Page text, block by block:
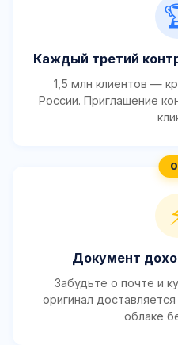
Каждый третий
1,5 млн клиентов —
России. Приглашение
Документ
Забудьте о почте и
оригинал
облаке